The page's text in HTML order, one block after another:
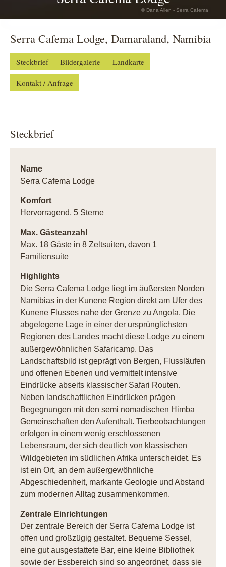
© Dana Allen - Serra Cafema
Serra Cafema Lodge, Damaraland, Namibia
Steckbrief Bildergalerie Landkarte
Kontakt / Anfrage
Steckbrief
Name
Serra Cafema Lodge
Komfort
Hervorragend, 5 Sterne
Max. Gästeanzahl
Max. 18 Gäste in 8 Zeltsuiten, davon 1
Familiensuite
Highlights
Die Serra Cafema Lodge liegt im äußersten Norden
Namibias in der Kunene Region direkt am Ufer des
Kunene Flusses nahe der Grenze zu Angola. Die
abgelegene Lage in einer der ursprünglichsten
Regionen des Landes macht diese Lodge zu einem
außergewöhnlichen Safaricamp. Das
Landschaftsbild ist geprägt von Bergen, Flussläufen
und offenen Ebenen und vermittelt intensive
Eindrücke abseits klassischer Safari Routen.
Neben landschaftlichen Eindrücken prägen
Begegnungen mit den semi nomadischen Himba
Gemeinschaften den Aufenthalt. Tierbeobachtungen
erfolgen in einem wenig erschlossenen
Lebensraum, der sich deutlich von klassischen
Wildgebieten im südlichen Afrika unterscheidet. Es
ist ein Ort, an dem außergewöhnliche
Abgeschiedenheit, markante Geologie und Abstand
zum modernen Alltag zusammenkommen.
Zentrale Einrichtungen
Der zentrale Bereich der Serra Cafema Lodge ist
offen und großzügig gestaltet. Bequeme Sessel,
eine gut ausgestattete Bar, eine kleine Bibliothek
sowie der Essbereich sind so angeordnet, dass sie